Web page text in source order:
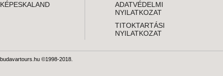
KÉPESKALAND
ADATVÉDELMI
NYILATKOZAT
TITOKTARTÁSI
NYILATKOZAT
budavartours.hu ©1998-2018.